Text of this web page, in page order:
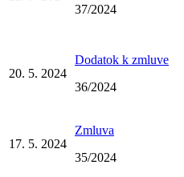
37/2024
20. 5. 2024
Dodatok k zmluve
36/2024
17. 5. 2024
Zmluva
35/2024